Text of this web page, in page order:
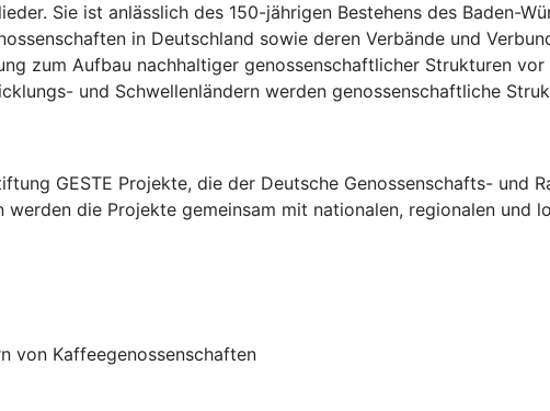
Sie ist anlässlich des 150-jährigen Bestehens des Baden-
in Deutschland sowie deren Verbände und
zum Aufbau nachhaltiger genossenschaftlicher Strukturen
und Schwellenländern werden genossenschaftliche
GESTE Projekte, die der Deutsche Genossenschafts- und
die Projekte gemeinsam mit nationalen, regionalen und
von Kaffeegenossenschaften